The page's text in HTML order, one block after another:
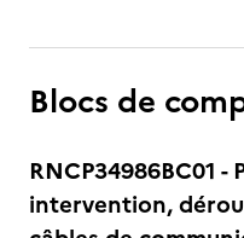
Blocs de
RNCP34986BC01 -
intervention,